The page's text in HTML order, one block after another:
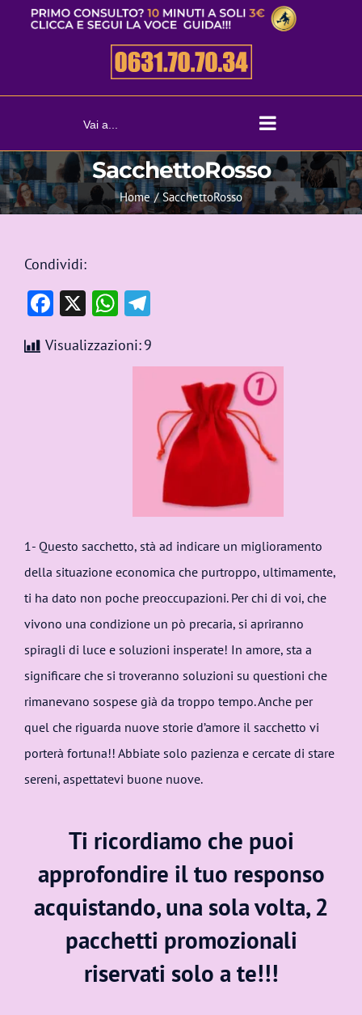
Vai a...
SacchettoRosso
Home SacchettoRosso
Condividi:
Facebook
X WhatsApp
Visualizzazioni:9
1- Questo sacchetto, stà ad indicare un miglioramento
della situazione economica che purtroppo, ultimamente,
ti ha dato non poche preoccupazioni. Per chi di voi, che
vivono una condizione un pò precaria, si apriranno
spiragli di luce e soluzioni insperate! In amore, sta a
significare che si troveranno soluzioni su questioni che
rimanevano sospese già da troppo tempo. Anche per
quel che riguarda nuove storie d’amore il sacchetto vi
porterà fortuna!! Abbiate solo pazienza e cercate di stare
sereni, aspettatevi buone nuove.
Ti ricordiamo che puoi
approfondire il tuo responso
acquistando, una sola volta, 2
pacchetti promozionali
riservati solo a te!!!